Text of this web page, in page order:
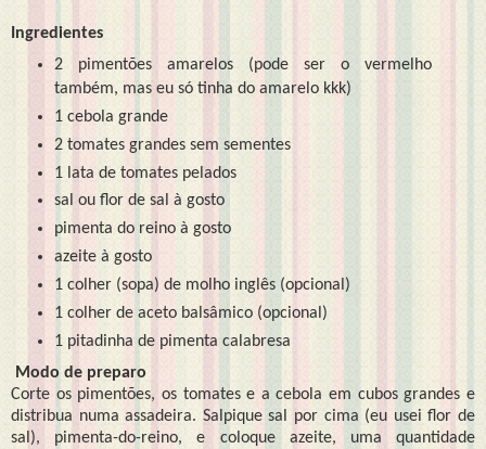
Ingredientes
2 pimentões amarelos (pode ser o vermelho
também, mas eu só tinha do amarelo kkk)
1 cebola grande
2 tomates grandes sem sementes
1 lata de tomates pelados
sal ou flor de sal à gosto
pimenta do reino à gosto
azeite à gosto
1 colher (sopa) de molho inglês (opcional)
1 colher de aceto balsâmico (opcional)
1 pitadinha de pimenta calabresa
Modo de preparo
Corte os pimentões, os tomates e a cebola em cubos grandes e
distribua numa assadeira. Salpique sal por cima (eu usei flor de
sal), pimenta-do-reino, e coloque azeite, uma quantidade